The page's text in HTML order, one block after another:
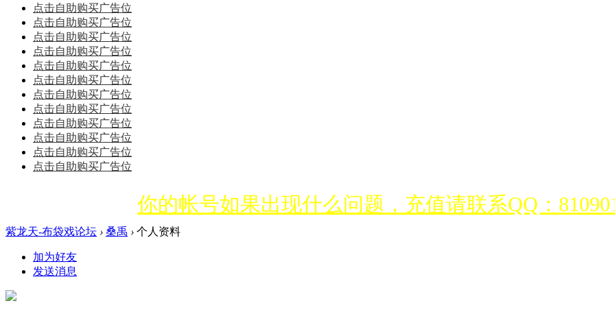
点击自助购买广告位
点击自助购买广告位
点击自助购买广告位
点击自助购买广告位
点击自助购买广告位
点击自助购买广告位
点击自助购买广告位
点击自助购买广告位
点击自助购买广告位
点击自助购买广告位
点击自助购买广告位
点击自助购买广告位
你的帐号如果出现什么问题，充值请联系QQ：
紫龙天-布袋戏论坛 › 桑禹 › 个人资料
加为好友
发送消息